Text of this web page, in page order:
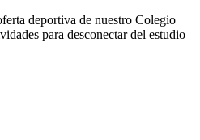
deportiva de nuestro Colegio
para desconectar del estudio